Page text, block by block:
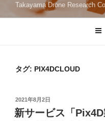
Takayama Drone Research
タグ: PIX4DCLOUD
投
稿
日:
2021年8月2日
新サービス「